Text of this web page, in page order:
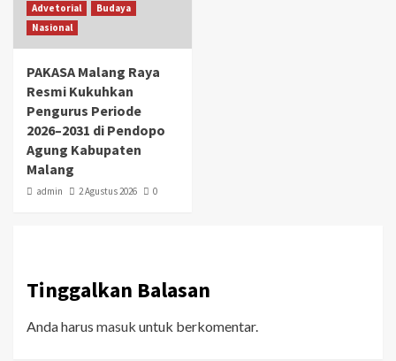
Advetorial
Budaya
Nasional
PAKASA Malang Raya
Resmi Kukuhkan
Pengurus Periode
2026–2031 di Pendopo
Agung Kabupaten
Malang
admin 2 Agustus 2026 0
Tinggalkan Balasan
Anda harus masuk untuk berkomentar.